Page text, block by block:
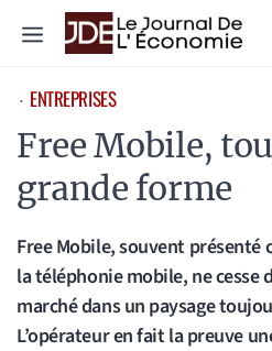
Menu
⋅ ENTREPRISES
Free Mobile,
grande forme
Free Mobile, souvent présenté
la téléphonie mobile, ne cesse
marché dans un paysage
L’opérateur en fait la preuve